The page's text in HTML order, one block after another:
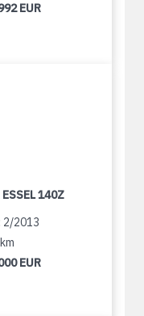
EUR
140Z
2/2013
EUR